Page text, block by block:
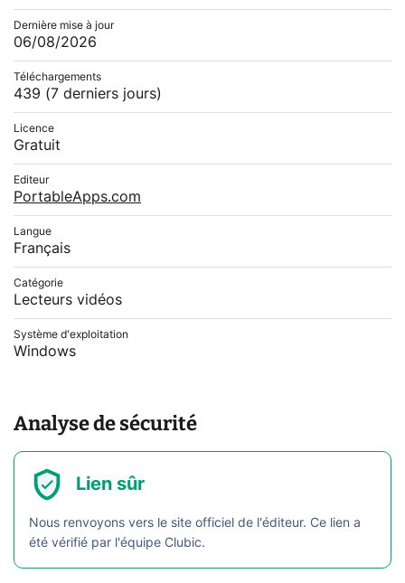
Dernière mise à jour
06/08/2026
Téléchargements
439 (7 derniers jours)
Licence
Gratuit
Editeur
PortableApps.com
Langue
Français
Catégorie
Lecteurs vidéos
Système d'exploitation
Windows
Analyse de sécurité
Lien sûr
Nous renvoyons vers le site officiel de l'éditeur. Ce lien a
été vérifié par l'équipe Clubic.